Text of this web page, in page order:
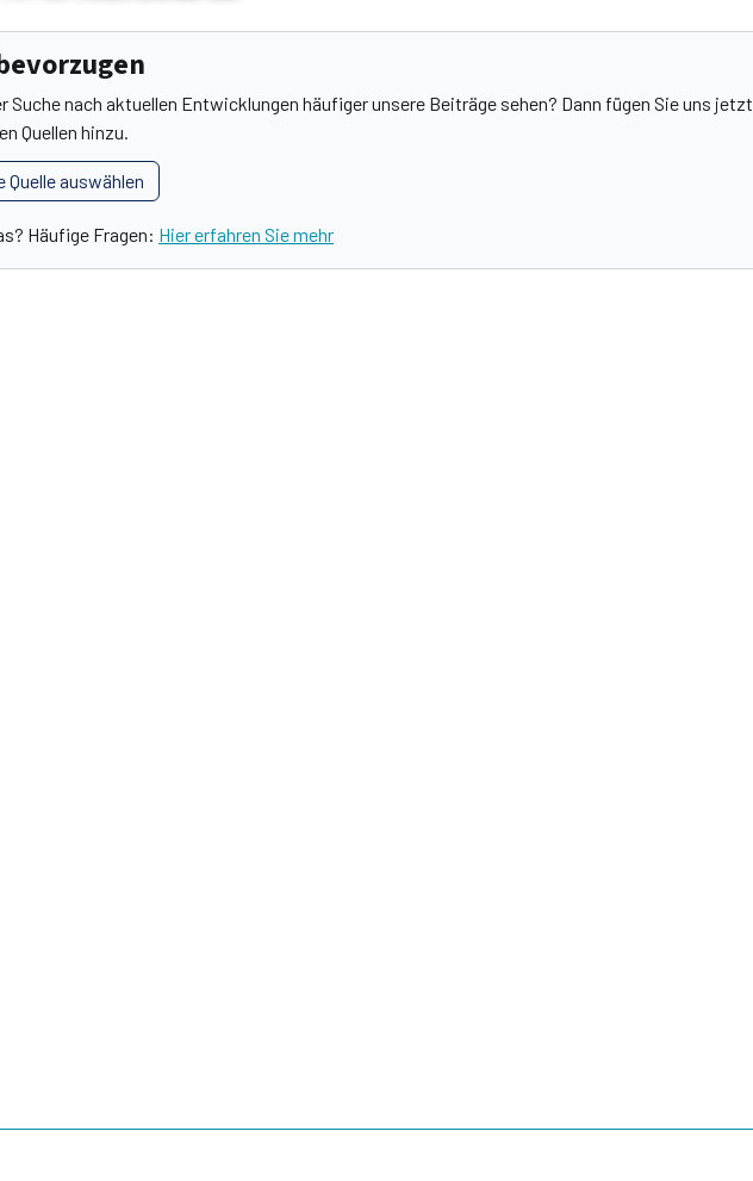
Suche nach aktuellen Entwicklungen häufiger unsere Beiträge sehen? Dann fügen Sie uns jetzt
Quellen hinzu.
Quelle auswählen
Häufige Fragen: Hier erfahren Sie mehr